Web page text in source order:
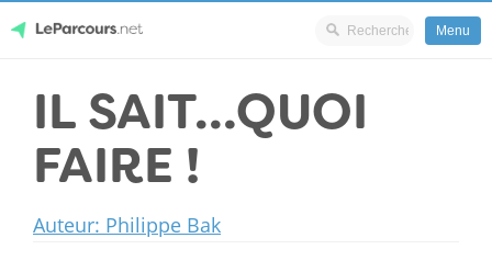
content
LeParcours.net
Menu
IL SAIT…QUOI
FAIRE !
Auteur: Philippe Bak